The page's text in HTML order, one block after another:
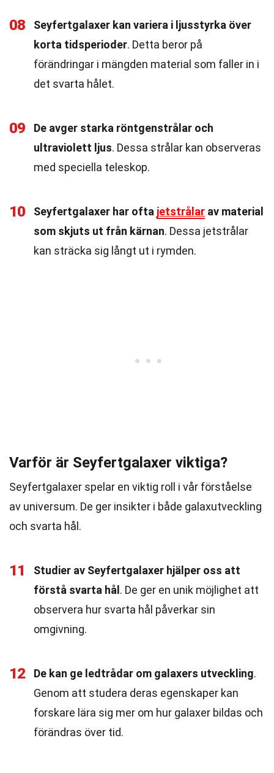
08
Seyfertgalaxer kan variera i ljusstyrka över
korta tidsperioder. Detta beror på
förändringar i mängden material som faller in i
det svarta hålet.
09
De avger starka röntgenstrålar och
ultraviolett ljus. Dessa strålar kan observeras
med speciella teleskop.
10 Seyfertgalaxer har ofta jetstrålar av material
som skjuts ut från kärnan. Dessa jetstrålar
kan sträcka sig långt ut i rymden.
Varför är Seyfertgalaxer viktiga?
Seyfertgalaxer spelar en viktig roll i vår förståelse
av universum. De ger insikter i både galaxutveckling
och svarta hål.
11
Studier av Seyfertgalaxer hjälper oss att
förstå svarta hål . De ger en unik möjlighet att
observera hur svarta hål påverkar sin
omgivning.
12 De kan ge ledtrådar om galaxers utveckling.
Genom att studera deras egenskaper kan
forskare lära sig mer om hur galaxer bildas och
förändras över tid.